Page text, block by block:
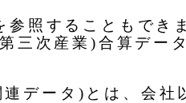
照することもでき
三次産業)合算デー
データ)とは、会社